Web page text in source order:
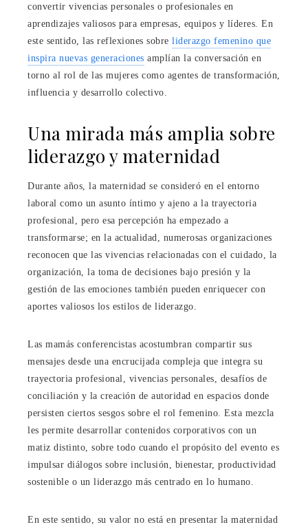
convertir vivencias personales o profesionales en
aprendizajes valiosos para empresas, equipos y líderes. En
este sentido, las reflexiones sobre liderazgo femenino que
inspira nuevas generaciones amplían la conversación en
torno al rol de las mujeres como agentes de transformación,
influencia y desarrollo colectivo.
Una mirada más amplia sobre
liderazgo y maternidad
Durante años, la maternidad se consideró en el entorno
laboral como un asunto íntimo y ajeno a la trayectoria
profesional, pero esa percepción ha empezado a
transformarse; en la actualidad, numerosas organizaciones
reconocen que las vivencias relacionadas con el cuidado, la
organización, la toma de decisiones bajo presión y la
gestión de las emociones también pueden enriquecer con
aportes valiosos los estilos de liderazgo.
Las mamás conferencistas acostumbran compartir sus
mensajes desde una encrucijada compleja que integra su
trayectoria profesional, vivencias personales, desafíos de
conciliación y la creación de autoridad en espacios donde
persisten ciertos sesgos sobre el rol femenino. Esta mezcla
les permite desarrollar contenidos corporativos con un
matiz distinto, sobre todo cuando el propósito del evento es
impulsar diálogos sobre inclusión, bienestar, productividad
sostenible o un liderazgo más centrado en lo humano.
En este sentido, su valor no está en presentar la maternidad